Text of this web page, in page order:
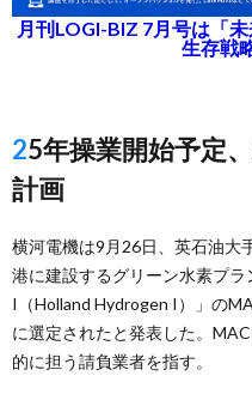
月刊LOGI-BIZ 7月号は「
生存戦
25年操業開始予定、1日最大60トン生成を
計画
横河電機は9月26日、英石油大
港に建設するグリーン水素プ
I（Holland Hydrogen I）」の
に選定されたと発表した。
的に担う請負業者を指す。